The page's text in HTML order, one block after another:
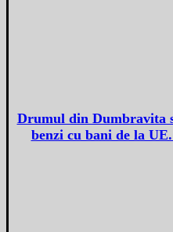
Drumul din Dumbravita
benzi cu bani de la